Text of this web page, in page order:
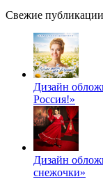
Свежие публикации
Дизайн
Россия!»
Дизайн
снежочки»